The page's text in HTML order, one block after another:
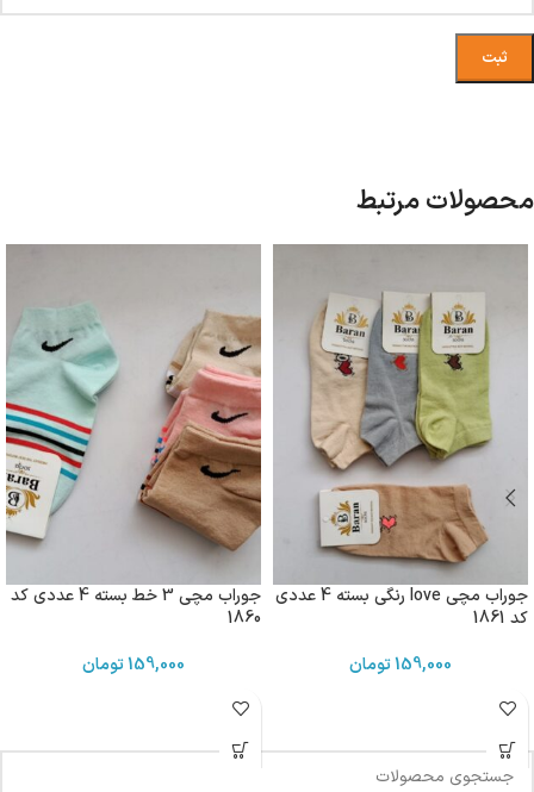
محصولات مرتبط
جوراب مچی love رنگی بسته 4 عددی
کد 1861
159,000تومان
جوراب مچی 3 خط بسته 4 عددی کد
1860
159,000تومان